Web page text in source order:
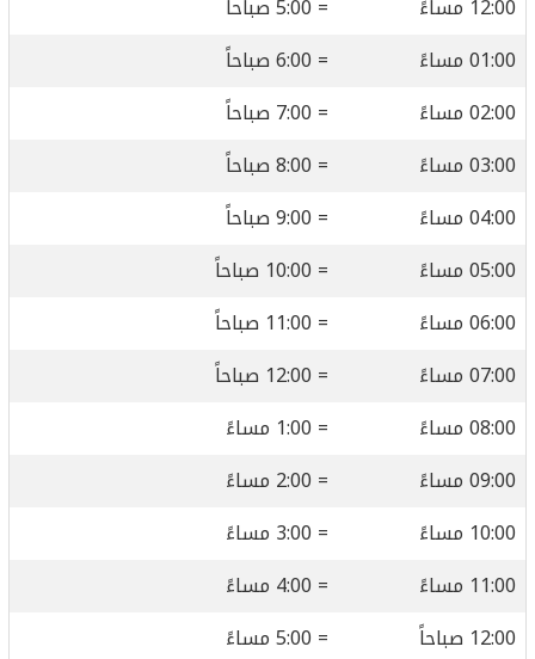
12:00 مساءً
= 5:00 صباحاً
01:00 مساءً
= 6:00 صباحاً
02:00 مساءً
= 7:00 صباحاً
03:00 مساءً
= 8:00 صباحاً
04:00 مساءً
= 9:00 صباحاً
05:00 مساءً
= 10:00 صباحاً
06:00 مساءً
= 11:00 صباحاً
07:00 مساءً
= 12:00 صباحاً
08:00 مساءً
= 1:00 مساءً
09:00 مساءً
= 2:00 مساءً
10:00 مساءً
= 3:00 مساءً
11:00 مساءً
= 4:00 مساءً
12:00 صباحاً
= 5:00 مساءً